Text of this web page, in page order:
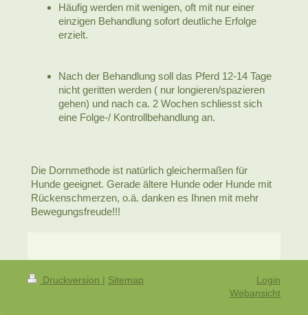
Häufig werden mit wenigen, oft mit nur einer
einzigen Behandlung sofort deutliche Erfolge
erzielt.
Nach der Behandlung soll das Pferd 12-14 Tage
nicht geritten werden ( nur longieren/spazieren
gehen) und nach ca. 2 Wochen schliesst sich
eine Folge-/ Kontrollbehandlung an.
Die Dornmethode ist natürlich gleichermaßen für
Hunde geeignet. Gerade ältere Hunde oder Hunde mit
Rückenschmerzen, o.ä. danken es Ihnen mit mehr
Bewegungsfreude!!!
Druckversion | Sitemap
Login
Webansicht